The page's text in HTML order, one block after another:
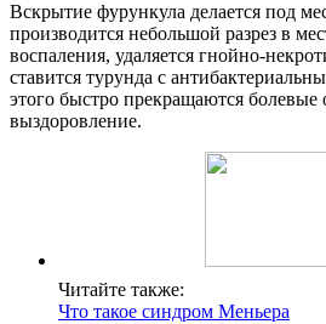
Вскрытие фурункула делается под
производится небольшой разрез в
воспаления, удаляется гнойно-
ставится турунда с
этого быстро прекращаются
выздоровление.
Читайте также:
Что такое синдром Меньера